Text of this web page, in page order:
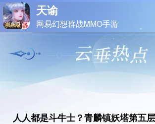
天谕
网易幻想群战MMO手游
人人都是斗牛士？青麟镇妖塔第五